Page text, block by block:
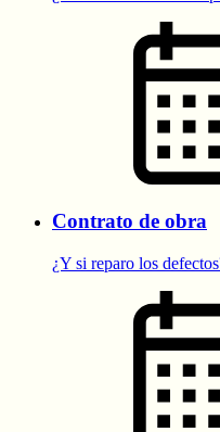
Contrato de obra
¿Y si reparo los